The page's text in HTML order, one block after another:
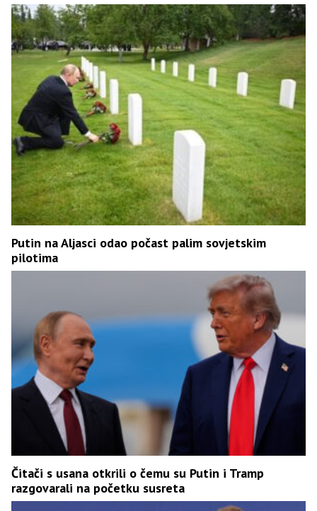
Putin na Aljasci odao počast palim sovjetskim
pilotima
Čitači s usana otkrili o čemu su Putin i Tramp
razgovarali na početku susreta